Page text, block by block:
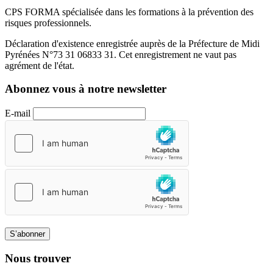
CPS FORMA spécialisée dans les formations à la prévention des
risques professionnels.
Déclaration d'existence enregistrée auprès de la Préfecture de Midi
Pyrénées N°73 31 06833 31. Cet enregistrement ne vaut pas
agrément de l'état.
Abonnez vous à notre newsletter
E-mail
S’abonner
Nous trouver